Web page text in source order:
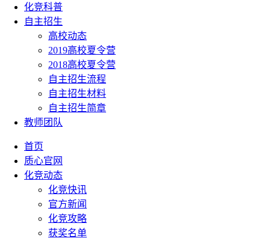
化竞科普
自主招生
高校动态
2019高校夏令营
2018高校夏令营
自主招生流程
自主招生材料
自主招生简章
教师团队
首页
质心官网
化竞动态
化竞快讯
官方新闻
化竞攻略
获奖名单